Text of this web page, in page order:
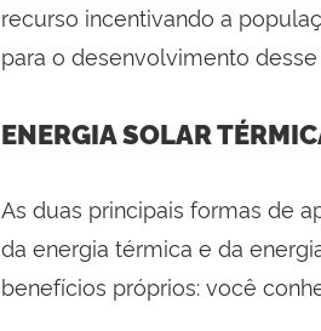
recurso incentivando a
para o desenvolvimento
ENERGIA SOLAR
As duas principais formas de
da energia térmica e da
benefícios próprios: você